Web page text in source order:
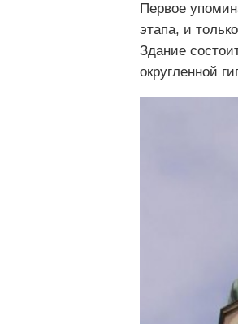
Первое
этапа, и
Здание
округленной